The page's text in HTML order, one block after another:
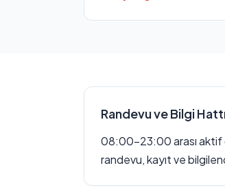
Randevu ve Bilgi
08:00–23:00 arası aktif
randevu, kayıt ve